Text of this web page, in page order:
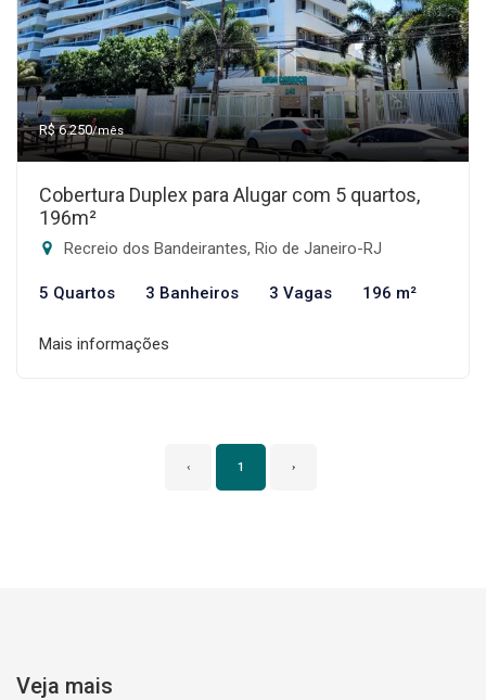
R$ 6.250/mês
Cobertura Duplex para Alugar com 5 quartos,
196m²
Recreio dos Bandeirantes, Rio de Janeiro-RJ
5 Quartos 3 Banheiros 3 Vagas 196 m²
Mais informações
‹ 1 ›
Veja mais